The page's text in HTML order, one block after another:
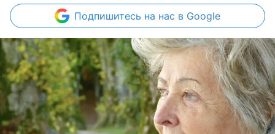
Подпишитесь на нас в Google